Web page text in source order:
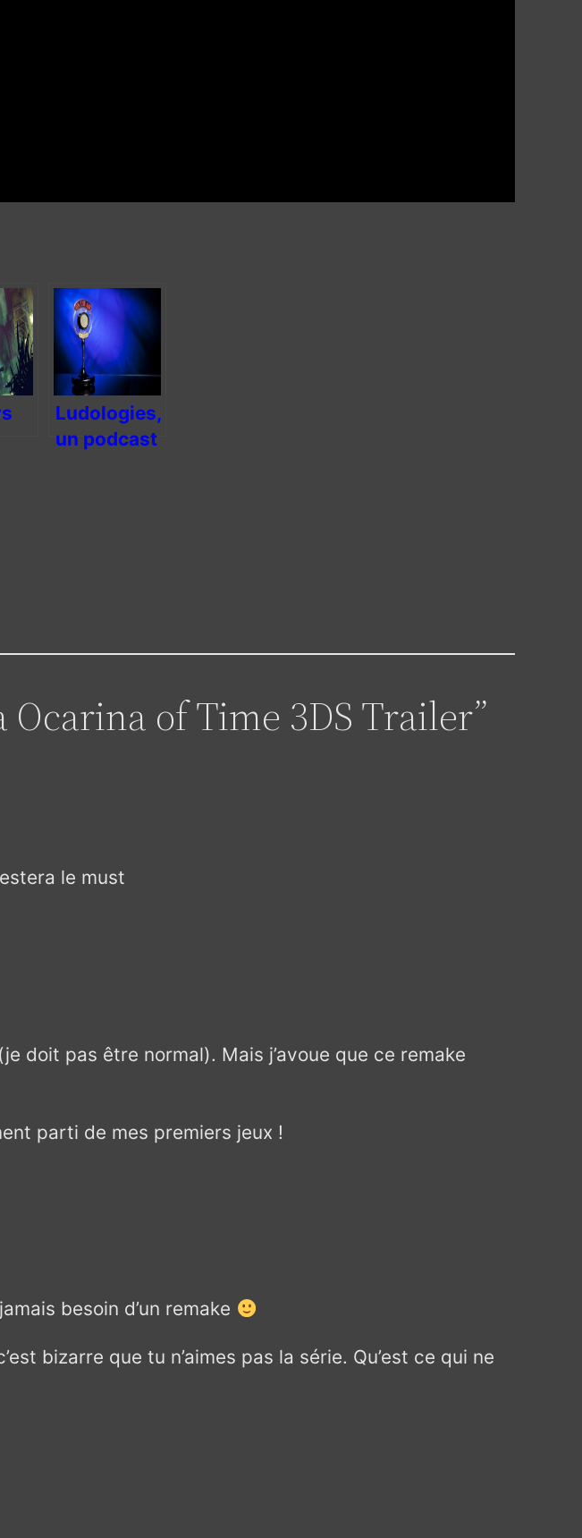
Ludologies,
un podcast
Ocarina of Time 3DS Trailer”
le must
doit pas être normal). Mais j’avoue que ce remake
parti de mes premiers jeux !
besoin d’un remake
bizarre que tu n’aimes pas la série. Qu’est ce qui ne